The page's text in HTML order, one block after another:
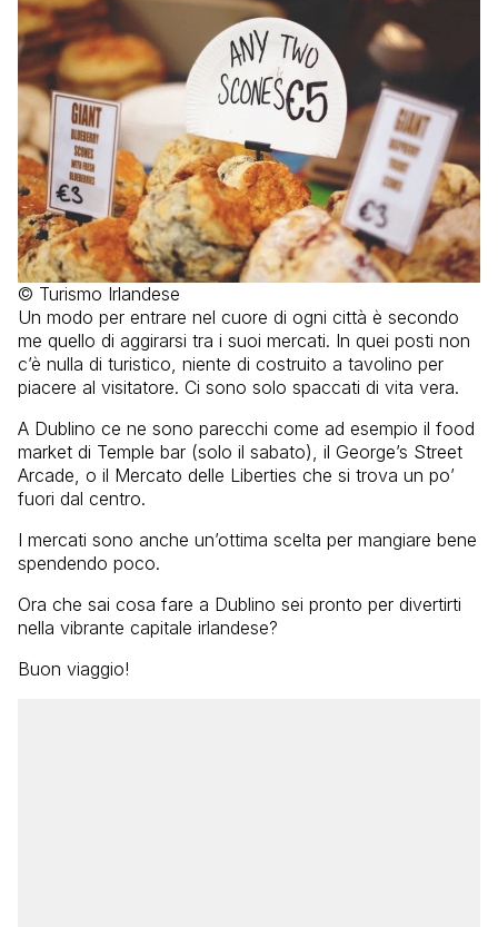
© Turismo Irlandese
Un modo per entrare nel cuore di ogni città è secondo
me quello di aggirarsi tra i suoi mercati. In quei posti non
c’è nulla di turistico, niente di costruito a tavolino per
piacere al visitatore. Ci sono solo spaccati di vita vera.
A Dublino ce ne sono parecchi come ad esempio il food
market di Temple bar (solo il sabato), il George’s Street
Arcade, o il Mercato delle Liberties che si trova un po’
fuori dal centro.
I mercati sono anche un’ottima scelta per mangiare bene
spendendo poco.
Ora che sai cosa fare a Dublino sei pronto per divertirti
nella vibrante capitale irlandese?
Buon viaggio!